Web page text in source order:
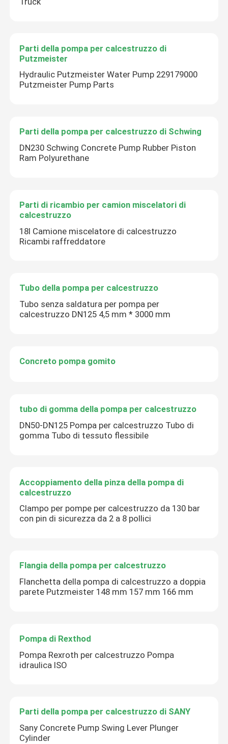
Parti della pompa per calcestruzzo di
Putzmeister
Hydraulic Putzmeister Water Pump 229179000
Putzmeister Pump Parts
Parti della pompa per calcestruzzo di Schwing
DN230 Schwing Concrete Pump Rubber Piston
Ram Polyurethane
Parti di ricambio per camion miscelatori di
calcestruzzo
18l Camione miscelatore di calcestruzzo
Ricambi raffreddatore
Tubo della pompa per calcestruzzo
Tubo senza saldatura per pompa per
calcestruzzo DN125 4,5 mm * 3000 mm
Concreto pompa gomito
tubo di gomma della pompa per calcestruzzo
DN50-DN125 Pompa per calcestruzzo Tubo di
gomma Tubo di tessuto flessibile
Accoppiamento della pinza della pompa di
calcestruzzo
Clampo per pompe per calcestruzzo da 130 bar
con pin di sicurezza da 2 a 8 pollici
Flangia della pompa per calcestruzzo
Flanchetta della pompa di calcestruzzo a doppia
parete Putzmeister 148 mm 157 mm 166 mm
Pompa di Rexthod
Pompa Rexroth per calcestruzzo Pompa
idraulica ISO
Parti della pompa per calcestruzzo di SANY
Sany Concrete Pump Swing Lever Plunger
Cylinder